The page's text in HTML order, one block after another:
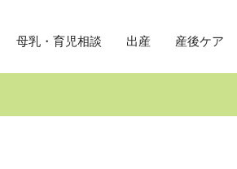
母乳・育児相談 出産 産後ケア